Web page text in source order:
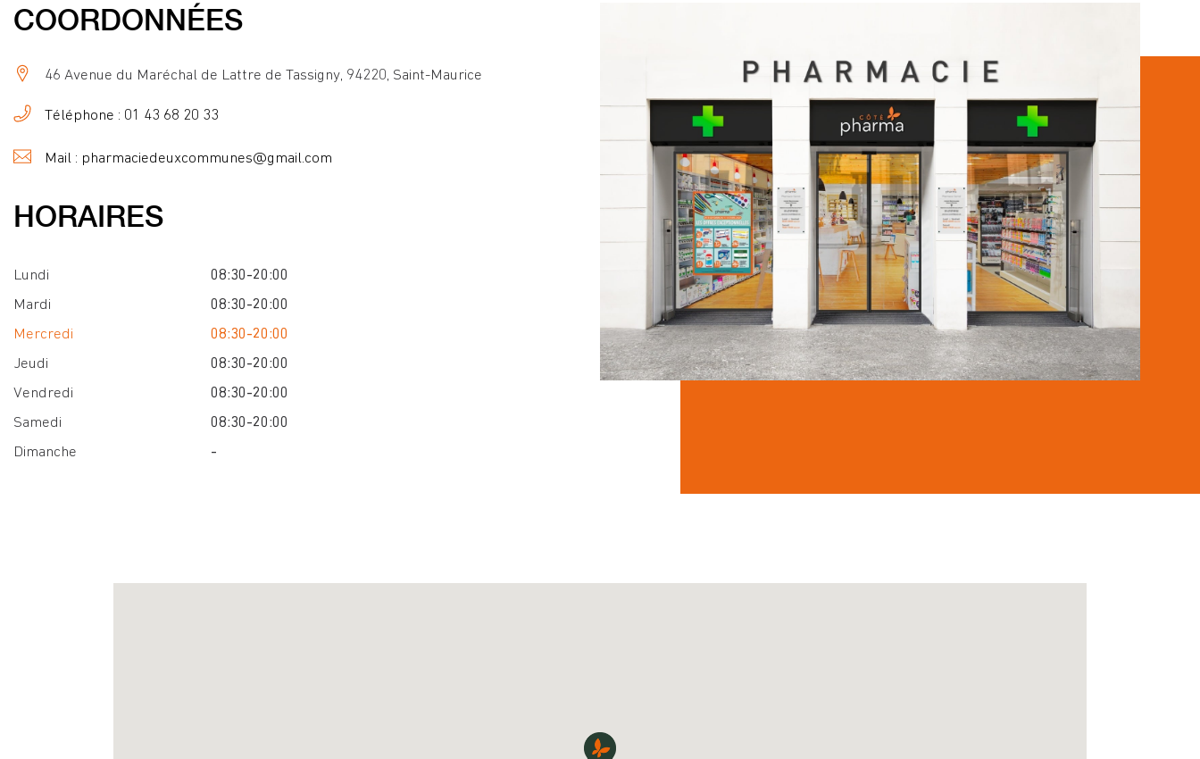
COORDONNÉES
46 Avenue du Maréchal de Lattre de Tassigny, 94220, Saint-Maurice
Téléphone : 01 43 68 20 33
Mail : pharmaciedeuxcommunes@gmail.com
HORAIRES
Lundi
08:30-20:00
Mardi
08:30-20:00
Mercredi
08:30-20:00
Jeudi
08:30-20:00
Vendredi
08:30-20:00
Samedi
08:30-20:00
Dimanche
-